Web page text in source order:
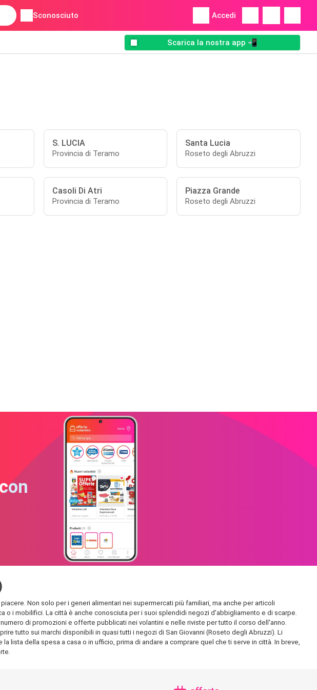
Sconosciuto Accedi
Scarica la nostra app 📲
S. LUCIA
Provincia di Teramo
Santa Lucia
Roseto degli Abruzzi
Casoli Di Atri
Provincia di Teramo
Piazza Grande
Roseto degli Abruzzi
Non solo per i generi alimentari nei supermercati più familiari, ma anche per articoli
i mobilifici. La città è anche conosciuta per i suoi splendidi negozi d'abbigliamento e di scarpe.
di promozioni e offerte pubblicati nei volantini e nelle riviste per tutto il corso dell'anno.
tutto sui marchi disponibili in quasi tutti i negozi di San Giovanni (Roseto degli Abruzzi). Li
della spesa a casa o in ufficio, prima di andare a comprare quel che ti serve in città. In breve,